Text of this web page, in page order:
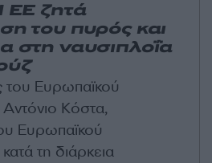
ΕΕ ζητά
του πυρός και
στη ναυσιπλοΐα
Ευρωπαϊκού
Κόστα,
Ευρωπαϊκού
τη διάρκεια